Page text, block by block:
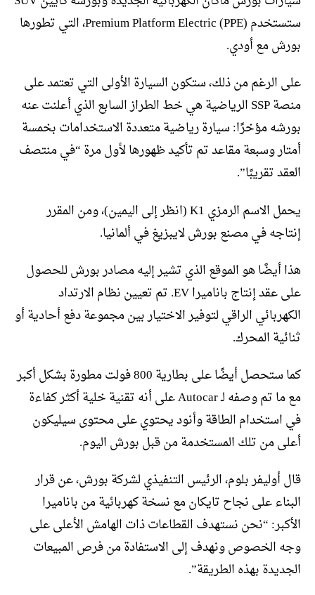
ستستخدم Premium Platform Electric (PPE)، التي تطورها
بورش مع أودي.
على الرغم من ذلك، ستكون السيارة الأولى التي تعتمد على
منصة SSP الرياضية هي خط الطراز السابع الذي أعلنت عنه
بورشه مؤخرًا: سيارة رياضية متعددة الاستخدامات بخمسة
أمتار وسبعة مقاعد تم تأكيد ظهورها لأول مرة “في منتصف
العقد تقريبًا”.
يحمل الاسم الرمزي K1 (انظر إلى اليمين)، ومن المقرر
إنتاجه في مصنع بورش لايبزيغ في ألمانيا.
هذا أيضًا هو الموقع الذي تشير إليه مصادر بورش للحصول
على عقد إنتاج باناميرا EV. تم تعيين نظام الارتداد
الكهربائي الراقي لتوفير الاختيار بين مجموعة دفع أحادية أو
ثنائية المحرك.
كما ستحصل أيضًا على بطارية 800 فولت مطورة بشكل أكبر
مع ما تم وصفه لـ Autocar على أنه تقنية خلية أكثر كفاءة
في استخدام الطاقة وأنود يحتوي على محتوى سيليكون
أعلى من تلك المستخدمة من قبل بورش اليوم.
قال أوليفر بلوم، الرئيس التنفيذي لشركة بورش، عن قرار
البناء على نجاح تايكان مع نسخة كهربائية من باناميرا
الأكبر: “نحن نستهدف القطاعات ذات الهامش الأعلى على
وجه الخصوص ونهدف إلى الاستفادة من فرص المبيعات
الجديدة بهذه الطريقة”.